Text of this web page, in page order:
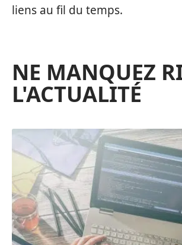
liens au fil du temps.
NE MANQUEZ
L'ACTUALITÉ